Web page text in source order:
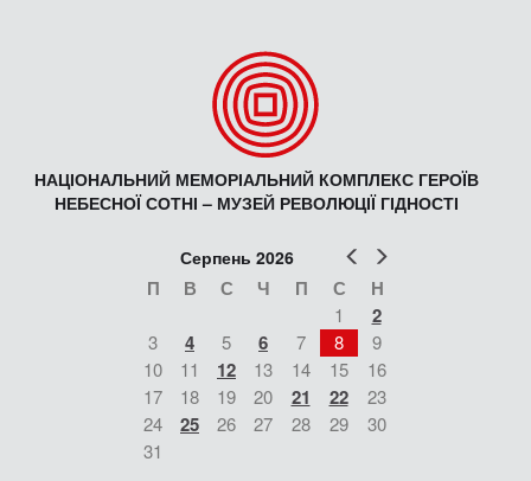
НАЦІОНАЛЬНИЙ МЕМОРІАЛЬНИЙ КОМПЛЕКС ГЕРОЇВ
НЕБЕСНОЇ СОТНІ – МУЗЕЙ РЕВОЛЮЦІЇ ГІДНОСТІ
Попер
Серпень 2026
П В С Ч П С Н
1 2
3 4 5 6 7 8
9
10
11 12 13 14 15
16
17
18 19 20 21 22
23
24
25 26 27 28 29
30
31